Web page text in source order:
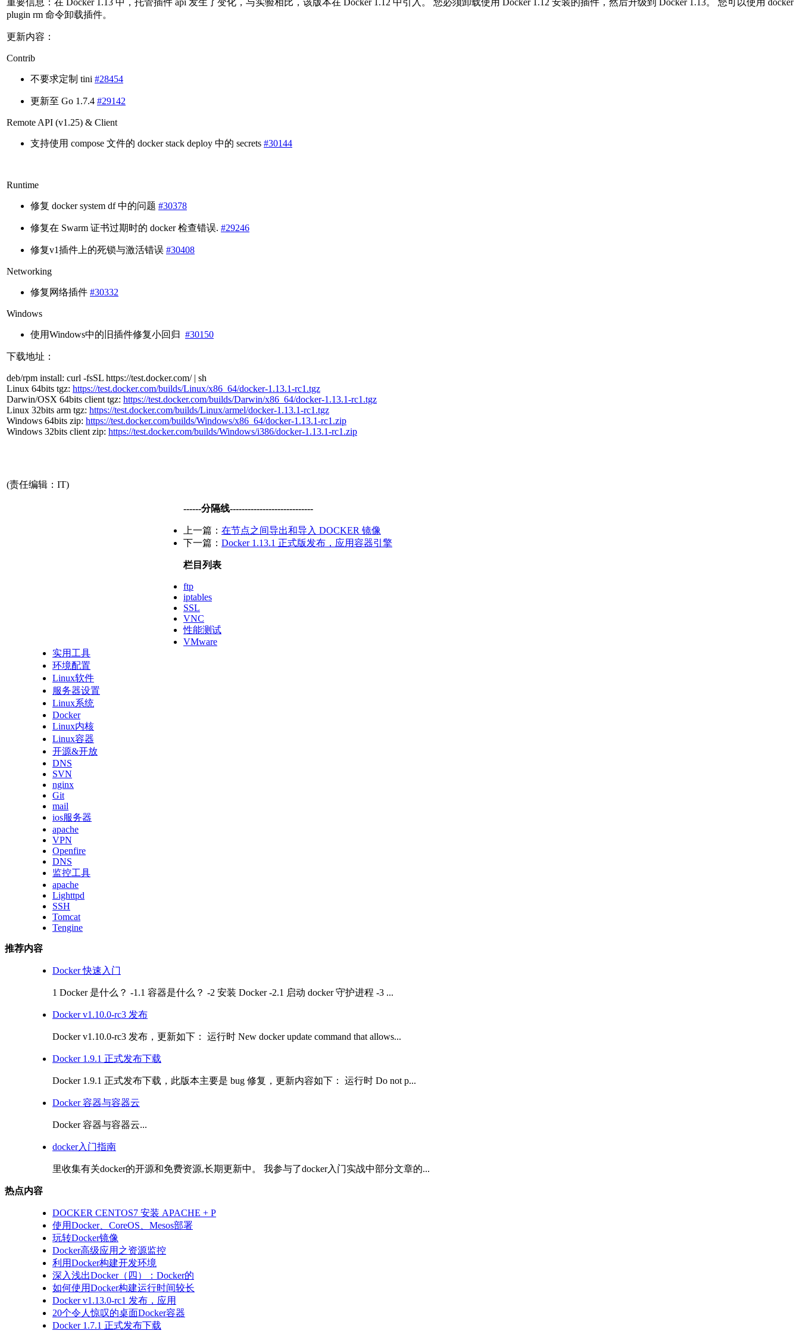
plugin rm 命令卸载插件。
更新内容：
Contrib
不要求定制 tini #28454
更新至 Go 1.7.4 #29142
Remote API (v1.25) & Client
支持使用 compose 文件的 docker stack deploy 中的 secrets #30144
Runtime
修复 docker system df 中的问题 #30378
修复在 Swarm 证书过期时的 docker 检查错误. #29246
修复v1插件上的死锁与激活错误 #30408
Networking
修复网络插件 #30332
Windows
使用Windows中的旧插件修复小回归 #30150
下载地址：
deb/rpm install: curl -fsSL https://test.docker.com/ | sh
Linux 64bits tgz: https://test.docker.com/builds/Linux/x86_64/docker-1.13.1-rc1.tgz
Darwin/OSX 64bits client tgz: https://test.docker.com/builds/Darwin/x86_64/docker-1.13.1-rc1.tgz
Linux 32bits arm tgz: https://test.docker.com/builds/Linux/armel/docker-1.13.1-rc1.tgz
Windows 64bits zip: https://test.docker.com/builds/Windows/x86_64/docker-1.13.1-rc1.zip
Windows 32bits client zip: https://test.docker.com/builds/Windows/i386/docker-1.13.1-rc1.zip
(责任编辑：IT)
------分隔线----------------------------
上一篇： 在节点之间导出和导入 DOCKER 镜像
下一篇： Docker 1.13.1 正式版发布，应用容器引擎
栏目列表
ftp
iptables
SSL
VNC
性能测试
VMware
实用工具
环境配置
Linux软件
服务器设置
Linux系统
Docker
Linux内核
Linux容器
开源&开放
DNS
SVN
nginx
Git
mail
ios服务器
apache
VPN
Openfire
DNS
监控工具
apache
Lighttpd
SSH
Tomcat
Tengine
推荐内容
Docker 快速入门
1 Docker 是什么？ -1.1 容器是什么？ -2 安装 Docker -2.1 启动 docker 守护进程 -3 ...
Docker v1.10.0-rc3 发布
Docker v1.10.0-rc3 发布，更新如下： 运行时 New docker update command that allows...
Docker 1.9.1 正式发布下载
Docker 1.9.1 正式发布下载，此版本主要是 bug 修复，更新内容如下： 运行时 Do not p...
Docker 容器与容器云
Docker 容器与容器云...
docker入门指南
里收集有关docker的开源和免费资源,长期更新中。 我参与了docker入门实战中部分文章的...
热点内容
DOCKER CENTOS7 安装 APACHE + P
使用Docker、CoreOS、Mesos部署
玩转Docker镜像
Docker高级应用之资源监控
利用Docker构建开发环境
深入浅出Docker（四）：Docker的
如何使用Docker构建运行时间较长
Docker v1.13.0-rc1 发布，应用
20个令人惊叹的桌面Docker容器
Docker 1.7.1 正式发布下载